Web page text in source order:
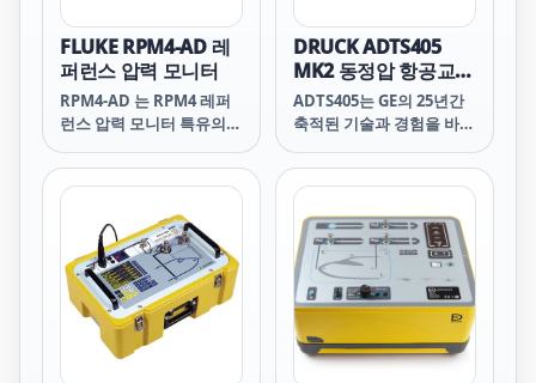
FLUKE RPM4-AD 레
퍼런스 압력 모니터
RPM4-AD 는 RPM4 레퍼
런스 압력 모니터 특유의
기속도 (km/h · Mach ·
mph · kts) · 전통적인 압
력 단위를 측정하고 표시합
DRUCK ADTS405
MK2 동정압 항공교정
장비 (2CH)
ADTS405는 GE의 25년간
축적된 기술과 경험을 바탕
인 고도계/속도계 교정 시
스템 시리즈 중 가장 대표
모델입니다.